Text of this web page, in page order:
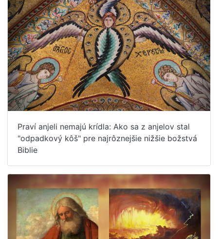
Praví anjeli nemajú krídla: Ako sa z anjelov stal
"odpadkový kôš" pre najrôznejšie nižšie božstvá
Biblie